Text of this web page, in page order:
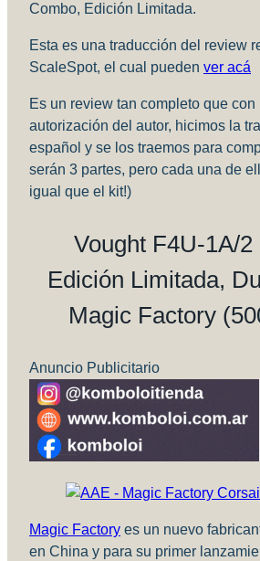
Combo, Edición Limitada.
Esta es una traducción del review
ScaleSpot, el cual pueden ver acá
Es un review tan completo que con
autorización del autor, hicimos la
español y se los traemos para
serán 3 partes, pero cada una de
igual que el kit!)
Vought F4U-1A/
Edición Limitada,
Magic Factory
Anuncio Publicitario
Magic Factory es un nuevo
en China y para su primer